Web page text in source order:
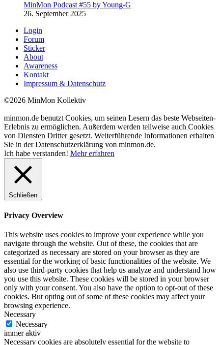
MinMon Podcast #55 by Young-G
26. September 2025
Login
Forum
Sticker
About
Awareness
Kontakt
Impressum & Datenschutz
©2026 MinMon Kollektiv
minmon.de benutzt Cookies, um seinen Lesern das beste Webseiten-
Erlebnis zu ermöglichen. Außerdem werden teilweise auch Cookies
von Diensten Dritter gesetzt. Weiterführende Informationen erhalten
Sie in der Datenschutzerklärung von minmon.de.
Ich habe verstanden! Mehr erfahren
Schließen
Privacy Overview
This website uses cookies to improve your experience while you
navigate through the website. Out of these, the cookies that are
categorized as necessary are stored on your browser as they are
essential for the working of basic functionalities of the website. We
also use third-party cookies that help us analyze and understand how
you use this website. These cookies will be stored in your browser
only with your consent. You also have the option to opt-out of these
cookies. But opting out of some of these cookies may affect your
browsing experience.
Necessary
Necessary
immer aktiv
Necessary cookies are absolutely essential for the website to